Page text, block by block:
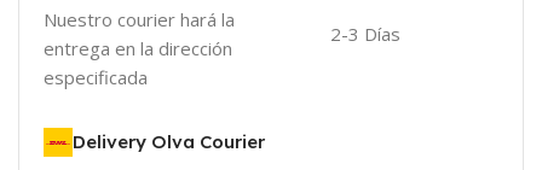
Nuestro courier hará la
entrega en la dirección
especificada
2-3 Días
Delivery Olva Courier